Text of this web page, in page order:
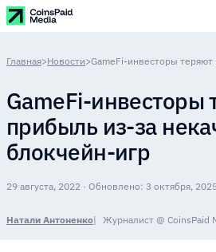
Главная>Новости>
GameFi-инвесторы
прибыль из-за
блокчейн-игр
29 августа, 2022 · Обновлено: 3 октября,
Натали Антоненко Журналист @ CoinsPaid